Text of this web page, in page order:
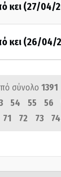
κει (27/04/
κει (26/04/
σύνολο 1391
54 55 56
71 72 73 74